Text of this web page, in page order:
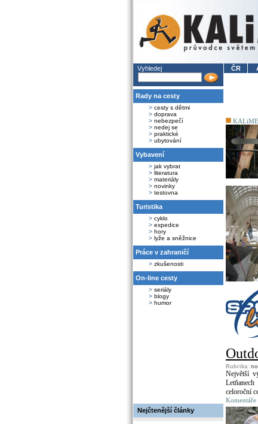
Vyhledej
Rady na cesty
> cesty s dětmi
> doprava
> nebezpečí
> nedej se
> praktické
> ubytování
Vybavení
> jak vybrat
> literatura
> materiály
> novinky
> testovna
Turistika
> cyklo
> expedice
> hory
> lyže a sněžnice
Práce v zahraničí
> zkušenosti
On-line cesty
> seriály
> blogy
> humor
Nejčtenější články
ČR
Rubrika:
Největší
celoroční